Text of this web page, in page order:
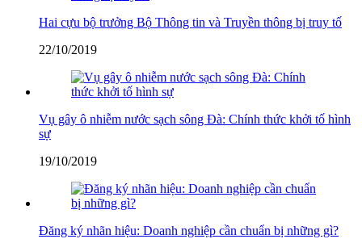
Hai cựu bộ trưởng Bộ Thông tin và Truyền thông bị truy tố
22/10/2019
Vụ gây ô nhiễm nước sạch sông Đà: Chính thức khởi tố hình
sự
19/10/2019
Đăng ký nhãn hiệu: Doanh nghiệp cần chuẩn bị những gì?